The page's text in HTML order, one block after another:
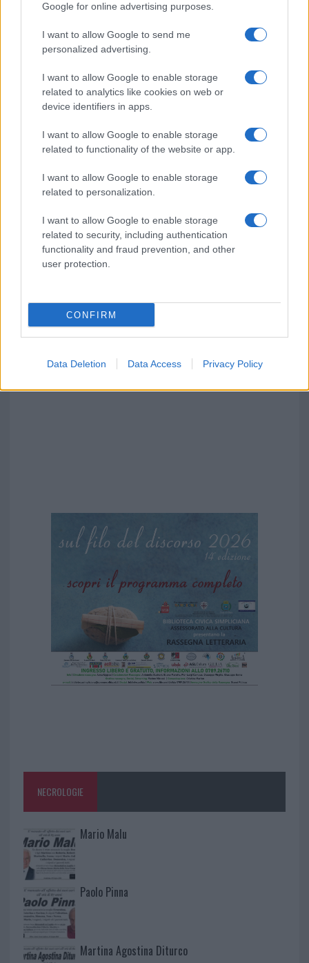
Google for online advertising purposes.
I want to allow Google to send me
personalized advertising.
I want to allow Google to enable storage
related to analytics like cookies on web or
device identifiers in apps.
I want to allow Google to enable storage
related to functionality of the website or app.
I want to allow Google to enable storage
related to personalization.
I want to allow Google to enable storage
related to security, including authentication
functionality and fraud prevention, and other
user protection.
CONFIRM
Data Deletion Data Access Privacy Policy
NECROLOGIE
Mario Malu
Paolo Pinna
Martina Agostina Diturco